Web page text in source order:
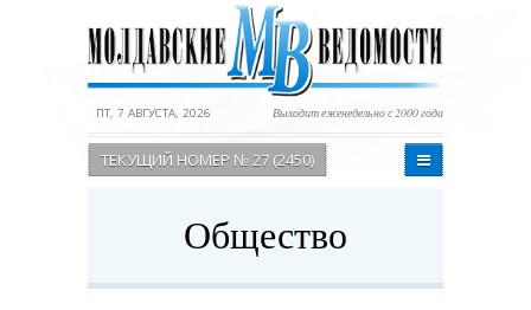
ПТ, 7 АВГУСТА, 2026 Выходит еженедельно с 2000 года
ТЕКУЩИЙ НОМЕР № 27 (2450)
Общество